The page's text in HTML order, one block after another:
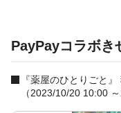
PayPayコラボき
『薬屋のひとりごと
（2023/10/20 10:00